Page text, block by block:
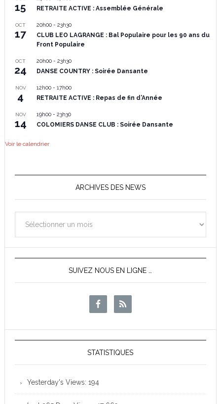
15 RETRAITE ACTIVE : Assemblée Générale
OCT
17
20h00- 23h30
CLUB LEO LAGRANGE : Bal Populaire pour les 90 ans du
Front Populaire
OCT
24
20h00- 23h30
DANSE COUNTRY : Soirée Dansante
NOV
4
12h00- 17h00
RETRAITE ACTIVE : Repas de fin d’Année
NOV
14
19h00- 23h30
COLOMIERS DANSE CLUB : Soirée Dansante
Voir le calendrier
ARCHIVES DES NEWS
des
News
SUIVEZ NOUS EN LIGNE …
STATISTIQUES
Yesterday's Views: 194